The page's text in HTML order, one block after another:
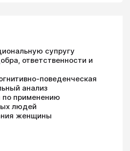
супругу
ответственности и
поведенческая
анализ
по применению
людей
женщины